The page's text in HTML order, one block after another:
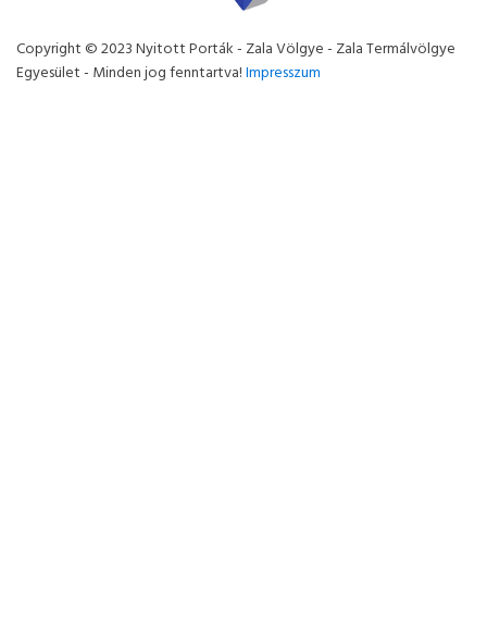
Copyright © 2023 Nyitott Porták - Zala Völgye - Zala Termálvölgye
Egyesület - Minden jog fenntartva!Impresszum